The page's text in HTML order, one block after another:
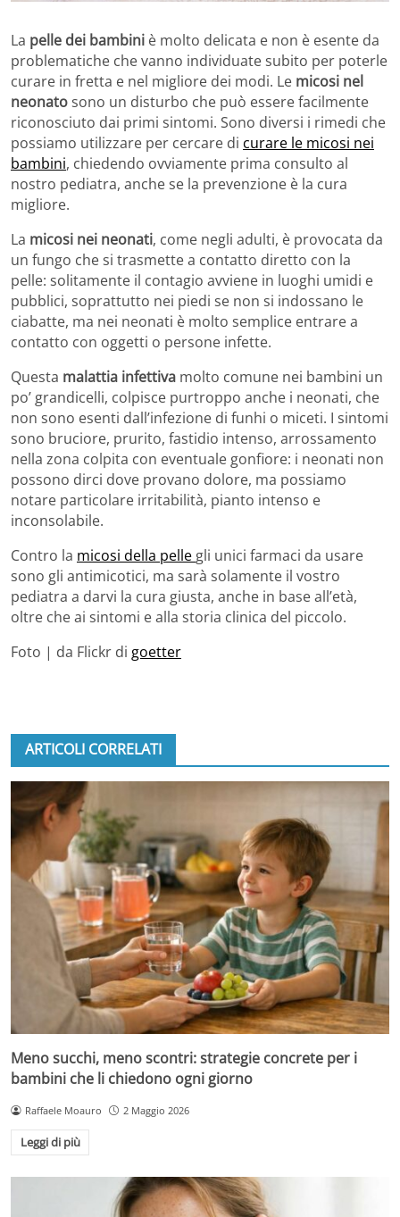
La pelle dei bambini è molto delicata e non è esente da
problematiche che vanno individuate subito per poterle
curare in fretta e nel migliore dei modi. Le micosi nel
neonatosono un disturbo che può essere facilmente
riconosciuto dai primi sintomi. Sono diversi i rimedi che
possiamo utilizzare per cercare di curare le micosi nei
bambini, chiedendo ovviamente prima consulto al
nostro pediatra, anche se la prevenzione è la cura
migliore.
La micosi nei neonati, come negli adulti, è provocata da
un fungo che si trasmette a contatto diretto con la
pelle: solitamente il contagio avviene in luoghi umidi e
pubblici, soprattutto nei piedi se non si indossano le
ciabatte, ma nei neonati è molto semplice entrare a
contatto con oggetti o persone infette.
Questa malattia infettiva molto comune nei bambini un
po’ grandicelli, colpisce purtroppo anche i neonati, che
non sono esenti dall’infezione di funhi o miceti. I sintomi
sono bruciore, prurito, fastidio intenso, arrossamento
nella zona colpita con eventuale gonfiore: i neonati non
possono dirci dove provano dolore, ma possiamo
notare particolare irritabilità, pianto intenso e
inconsolabile.
Contro la micosi della pelle gli unici farmaci da usare
sono gli antimicotici, ma sarà solamente il vostro
pediatra a darvi la cura giusta, anche in base all’età,
oltre che ai sintomi e alla storia clinica del piccolo.
Foto | da Flickr di goetter
ARTICOLI CORRELATI
Meno succhi, meno scontri: strategie concrete per i
bambini che li chiedono ogni giorno
Raffaele Moauro 2 Maggio 2026
Leggi di più